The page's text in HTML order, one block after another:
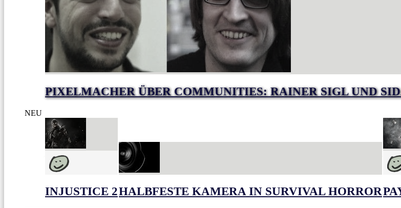
PIXELMACHER ÜBER COMMUNITIES: RAINER SIGL UND
NEU
INJUSTICE 2HALBFESTE KAMERA IN SURVIVAL HORROR